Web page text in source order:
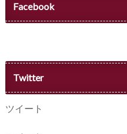
Facebook
Twitter
ツイート